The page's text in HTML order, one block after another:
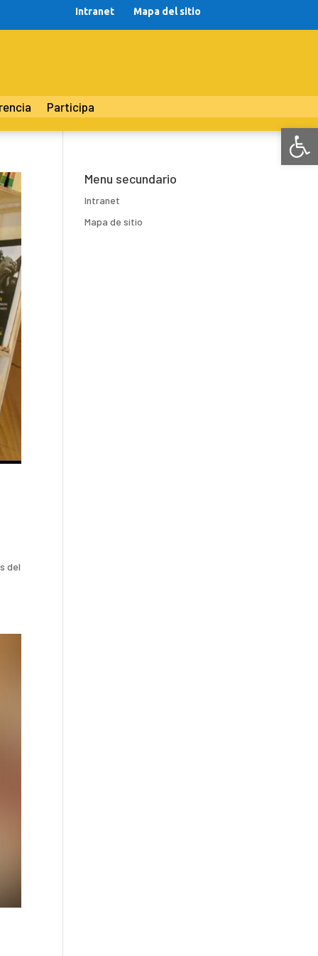
Intranet Mapa del sitio
Participa
del
Menu secundario
Intranet
Mapa de sitio